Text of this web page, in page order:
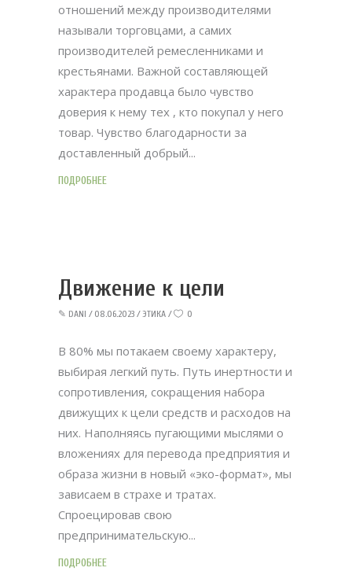
отношений между производителями
называли торговцами, а самих
производителей ремесленниками и
крестьянами. Важной составляющей
характера продавца было чувство
доверия к нему тех , кто покупал у него
товар. Чувство благодарности за
доставленный добрый
ПОДРОБНЕЕ
Движение к цели
✎ DANI 08.06.2023 ЭТИКА 0
В 80% мы потакаем своему характеру,
выбирая легкий путь. Путь инертности и
сопротивления, сокращения набора
движущих к цели средств и расходов на
них. Наполняясь пугающими мыслями о
вложениях для перевода предприятия и
образа жизни в новый «эко-формат», мы
зависаем в страхе и тратах.
Спроецировав свою
предпринимательскую
ПОДРОБНЕЕ